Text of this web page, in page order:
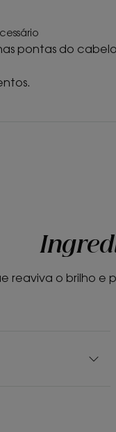
pontas do
reaviva o brilho